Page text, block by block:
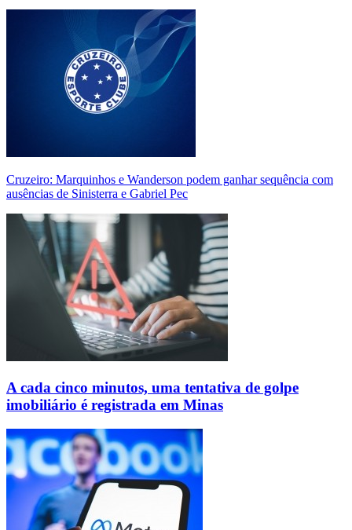
Cruzeiro: Marquinhos e Wanderson podem ganhar sequência com
ausências de Sinisterra e Gabriel Pec
A cada cinco minutos, uma tentativa de golpe
imobiliário é registrada em Minas